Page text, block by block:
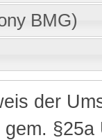
BMG)
der